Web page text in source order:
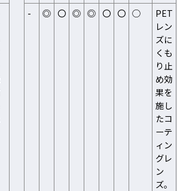
- ◎ 〇 ◎ ◎ 〇 〇 ○
PET
レン
ズに
くも
り止
め効
果を
施し
たコ
ーテ
ィン
グレ
ン
ズ。